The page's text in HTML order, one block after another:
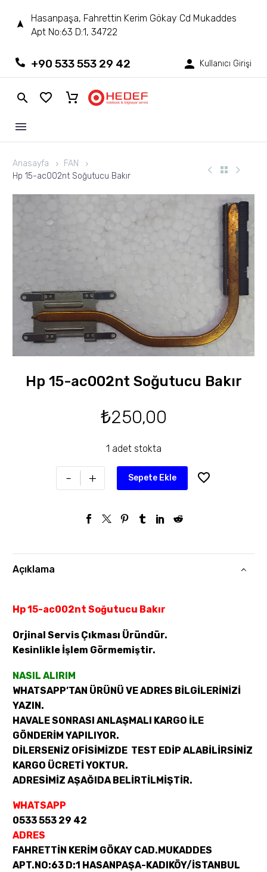
Hasanpaşa, Fahrettin Kerim Gökay Cd Mukaddes
Apt No:63 D:1, 34722
+90 533 553 29 42 Kullanıcı Girişi
Anasayfa
FAN
Hp 15-ac002nt Soğutucu Bakır
Hp 15-ac002nt Soğutucu Bakır
₺250,00
1 adet stokta
- + Sepete Ekle
Açıklama
Hp 15-ac002nt Soğutucu Bakır
Orjinal Servis Çıkması Üründür.
Kesinlikle İşlem Görmemiştir.
NASIL ALIRIM
WHATSAPP’TAN ÜRÜNÜ VE ADRES BİLGİLERİNİZİ
YAZIN.
HAVALE SONRASI ANLAŞMALI KARGO İLE
GÖNDERİM YAPILIYOR.
DİLERSENİZ OFİSİMİZDE TEST EDİP ALABİLİRSİNİZ
KARGO ÜCRETİ YOKTUR.
ADRESİMİZ AŞAĞIDA BELİRTİLMİŞTİR.
WHATSAPP
0533 553 29 42
ADRES
FAHRETTİN KERİM GÖKAY CAD.MUKADDES
APT.NO:63 D:1 HASANPAŞA-KADIKÖY/İSTANBUL